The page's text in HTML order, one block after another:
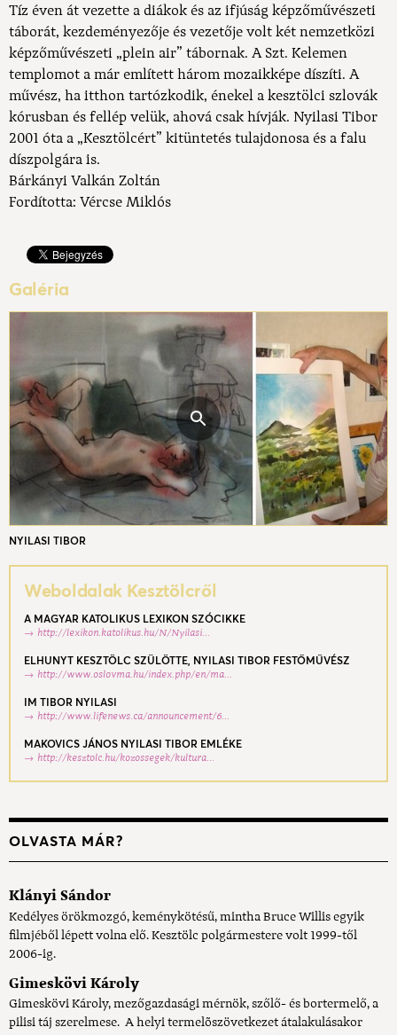
Tíz éven át vezette a diákok és az ifjúság képzőművészeti
táborát, kezdeményezője és vezetője volt két nemzetközi
képzőművészeti „plein air” tábornak. A Szt. Kelemen
templomot a már említett három mozaikképe díszíti. A
művész, ha itthon tartózkodik, énekel a kesztölci szlovák
kórusban és fellép velük, ahová csak hívják. Nyilasi Tibor
2001 óta a „Kesztölcért” kitüntetés tulajdonosa és a falu
díszpolgára is.
Bárkányi Valkán Zoltán
Fordította: Vércse Miklós
Galéria
NYILASI TIBOR
Weboldalak Kesztölcről
A MAGYAR KATOLIKUS LEXIKON SZÓCIKKE
http://lexikon.katolikus.hu/N/Nyilasi...
ELHUNYT KESZTÖLC SZÜLÖTTE, NYILASI TIBOR FESTŐMŰVÉSZ
http://www.oslovma.hu/index.php/en/ma...
IM TIBOR NYILASI
http://www.lifenews.ca/announcement/6...
MAKOVICS JÁNOS NYILASI TIBOR EMLÉKE
http://kesztolc.hu/kozossegek/kultura...
OLVASTA MÁR?
Klányi Sándor
Kedélyes örökmozgó, keménykötésű, mintha Bruce Willis egyik
filmjéből lépett volna elő. Kesztölc polgármestere volt 1999-től
2006-ig.
Gimeskövi Károly
Gimeskövi Károly, mezőgazdasági mérnök, szőlő- és bortermelő, a
pilisi táj szerelmese. A helyi termelõszövetkezet átalakulásakor